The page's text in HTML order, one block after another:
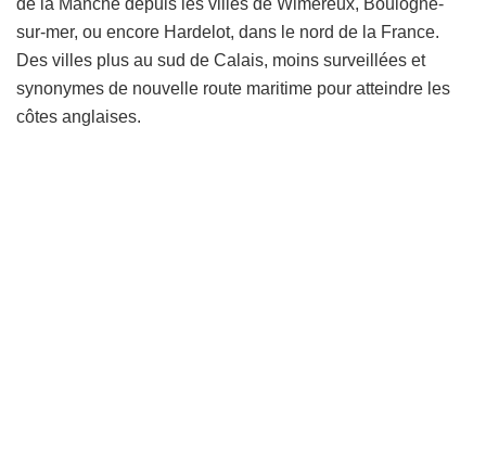
de la Manche depuis les villes de Wimereux, Boulogne-
sur-mer, ou encore Hardelot, dans le nord de la France.
Des villes plus au sud de Calais, moins surveillées et
synonymes de nouvelle route maritime pour atteindre les
côtes anglaises.